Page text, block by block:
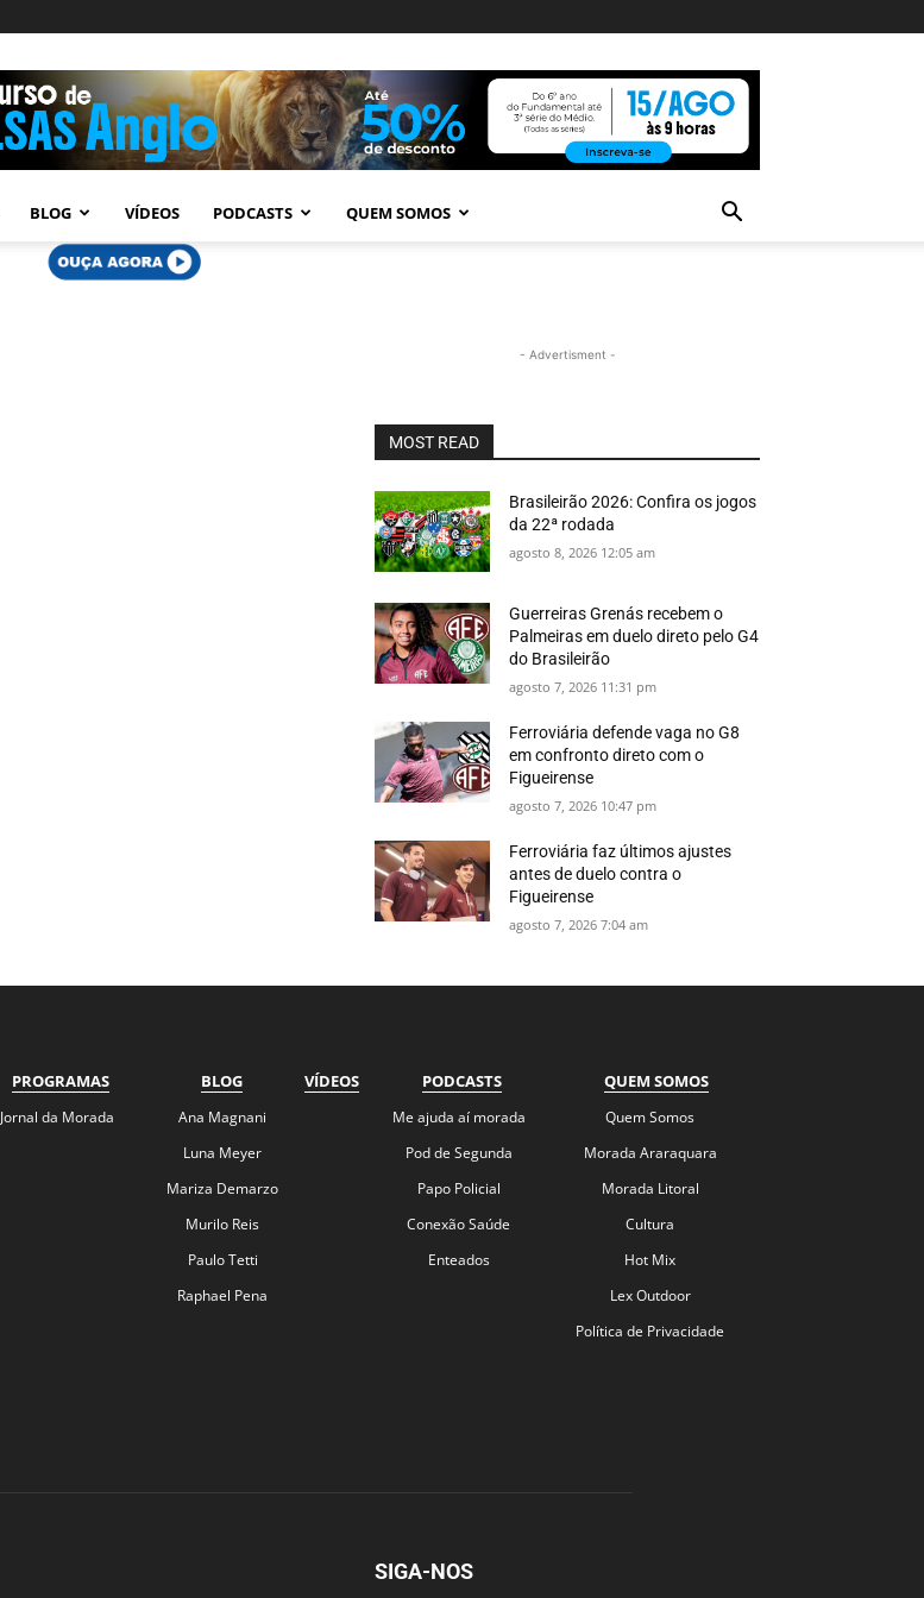
BLOG VÍDEOS PODCASTS QUEM SOMOS
- Advertisment -
MOST READ
Brasileirão 2026: Confira os jogos
da 22ª rodada
agosto 8, 2026 12:05 am
Guerreiras Grenás recebem o
Palmeiras em duelo direto pelo G4
do Brasileirão
agosto 7, 2026 11:31 pm
Ferroviária defende vaga no G8
em confronto direto com o
Figueirense
agosto 7, 2026 10:47 pm
Ferroviária faz últimos ajustes
antes de duelo contra o
Figueirense
agosto 7, 2026 7:04 am
PROGRAMAS
Jornal da Morada
BLOG
Ana Magnani
Luna Meyer
Mariza Demarzo
Murilo Reis
Paulo Tetti
Raphael Pena
VÍDEOS PODCASTS
Me ajuda aí morada
Pod de Segunda
Papo Policial
Conexão Saúde
Enteados
QUEM SOMOS
Quem Somos
Morada Araraquara
Morada Litoral
Cultura
Hot Mix
Lex Outdoor
Política de Privacidade
SIGA-NOS